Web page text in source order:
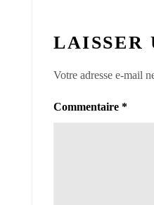
LAISSER
Votre adresse e-mail
Commentaire *